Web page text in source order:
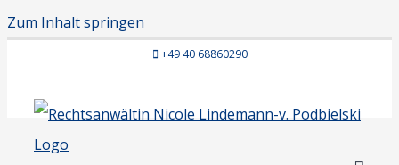
Zum Inhalt springen
+49 40 68860290